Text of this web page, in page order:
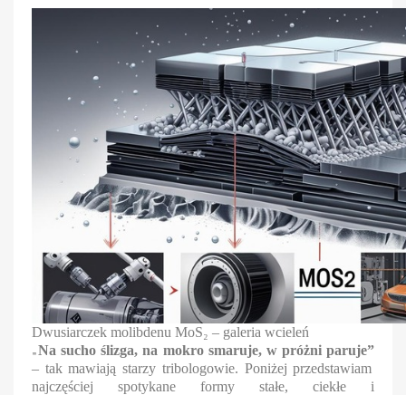
Dwusiarczek molibdenu MoS₂ – galeria wcieleń
„Na sucho ślizga, na mokro smaruje, w próżni paruje”
– tak mawiają starzy tribologowie. Poniżej przedstawiam
najczęściej spotykane formy stałe, ciekłe i